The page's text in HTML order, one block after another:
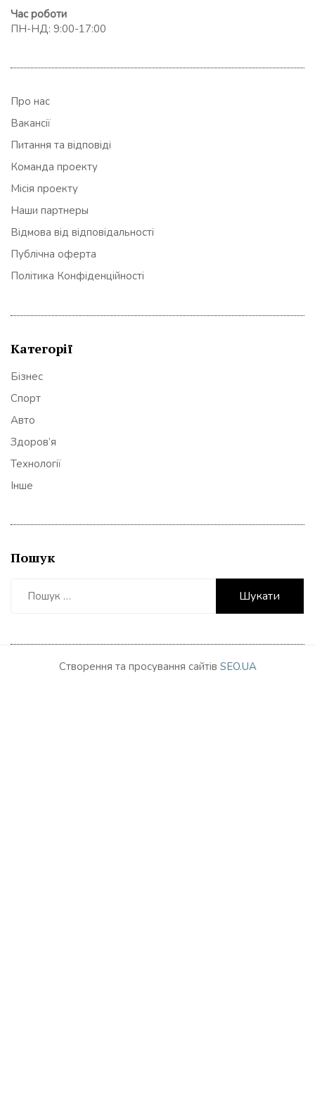
Час роботи
ПН-НД: 9:00-17:00
Про нас
Вакансії
Питання та відповіді
Команда проекту
Місія проекту
Наши партнеры
Відмова від відповідальності
Публічна оферта
Політика Конфіденційності
Категорії
Бізнес
Спорт
Авто
Здоров’я
Технології
Інше
Пошук
Створення та просування сайтів SEO.UA